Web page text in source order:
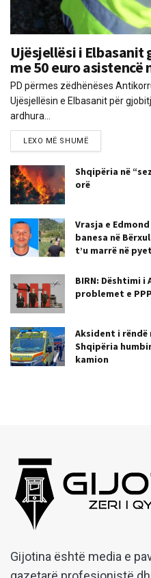
Ujësjellësi i
me 50 euro
PD përmes zëdhënëses
Ujësjellësin e Elbasanit për
ardhura...
LEXO MË SHUMË
Shqipëria në
orë
Vrasja e
banesa në
t’u marrë në
BIRN: Dështimi
problemet e
Aksident i rëndë
Shqipëria
kamion
Gijotina është media e